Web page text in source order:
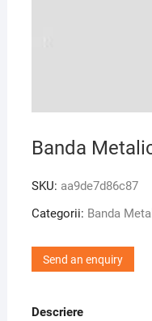
Banda
SKU: aa9de7d86c87
Categorii: Banda
Send an enquiry
Descriere